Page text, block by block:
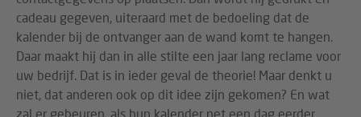
cadeau gegeven, uiteraard met de bedoeling dat de
kalender bij de ontvanger aan de wand komt te hangen.
Daar maakt hij dan in alle stilte een jaar lang reclame voor
uw bedrijf. Dat is in ieder geval de theorie! Maar denkt u
niet, dat anderen ook op dit idee zijn gekomen? En wat
zal er gebeuren, als hun kalender net een dag eerder